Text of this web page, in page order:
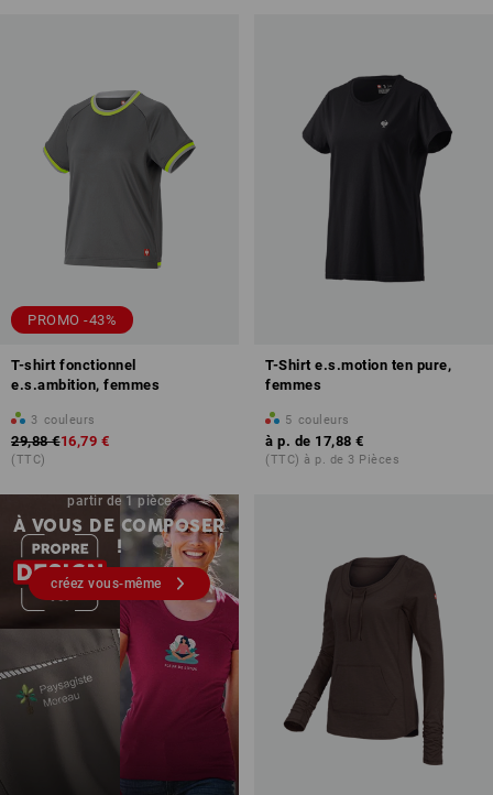
PROMO -43%
T-shirt fonctionnel
e.s.ambition, femmes
3 couleurs
29,88 €16,79 €
(TTC)
T-Shirt e.s.motion ten pure,
femmes
5 couleurs
à p. de 17,88 €
(TTC) à p. de 3 Pièces
partir de 1 pièce
À VOUS DE COMPOSER
!
créez vous-même